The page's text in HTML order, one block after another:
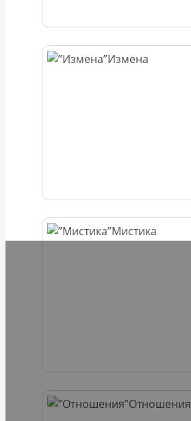
Измена
Мистика
Отношения